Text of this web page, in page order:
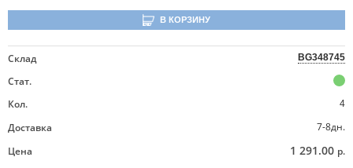
В КОРЗИНУ
Склад BG348745
Стат.
Кол.
4
Доставка
7-8дн.
Цена
1 291.00 р.